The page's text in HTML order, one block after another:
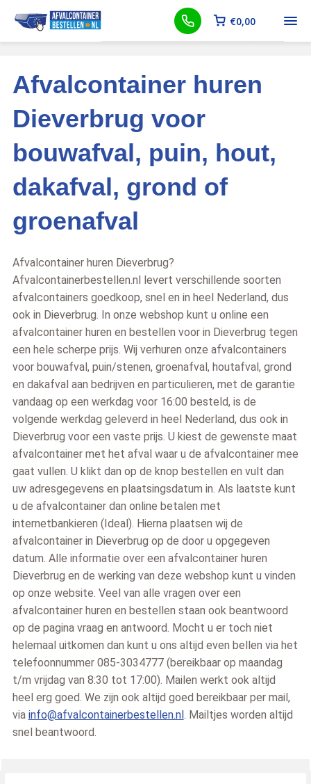
€0,00
Afvalcontainer huren
Dieverbrug voor
bouwafval, puin, hout,
dakafval, grond of
groenafval
Afvalcontainer huren Dieverbrug?
Afvalcontainerbestellen.nl levert verschillende soorten
afvalcontainers goedkoop, snel en in heel Nederland, dus
ook in Dieverbrug. In onze webshop kunt u online een
afvalcontainer huren en bestellen voor in Dieverbrug tegen
een hele scherpe prijs. Wij verhuren onze afvalcontainers
voor bouwafval, puin/stenen, groenafval, houtafval, grond
en dakafval aan bedrijven en particulieren, met de garantie
vandaag op een werkdag voor 16:00 besteld, is de
volgende werkdag geleverd in heel Nederland, dus ook in
Dieverbrug voor een vaste prijs. U kiest de gewenste maat
afvalcontainer met het afval waar u de afvalcontainer mee
gaat vullen. U klikt dan op de knop bestellen en vult dan
uw adresgegevens en plaatsingsdatum in. Als laatste kunt
u de afvalcontainer dan online betalen met
internetbankieren (Ideal). Hierna plaatsen wij de
afvalcontainer in Dieverbrug op de door u opgegeven
datum. Alle informatie over een afvalcontainer huren
Dieverbrug en de werking van deze webshop kunt u vinden
op onze website. Veel van alle vragen over een
afvalcontainer huren en bestellen staan ook beantwoord
op de pagina vraag en antwoord. Mocht u er toch niet
helemaal uitkomen dan kunt u ons altijd even bellen via het
telefoonnummer 085-3034777 (bereikbaar op maandag
t/m vrijdag van 8:30 tot 17:00). Mailen werkt ook altijd
heel erg goed. We zijn ook altijd goed bereikbaar per mail,
via info@afvalcontainerbestellen.nl. Mailtjes worden altijd
snel beantwoord.